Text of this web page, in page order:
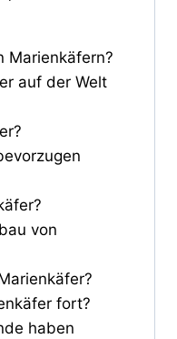
Marienkäfern?
auf der Welt
von
fort?
haben